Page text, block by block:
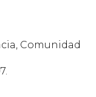
Comunidad